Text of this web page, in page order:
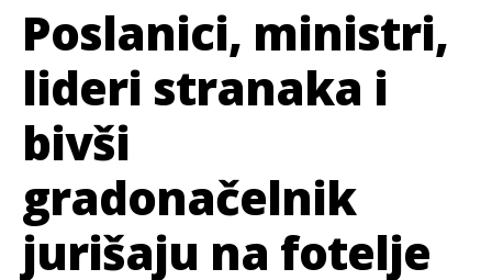
Poslanici, ministri,
lideri stranaka i
bivši
gradonačelnik
jurišaju na fotelje